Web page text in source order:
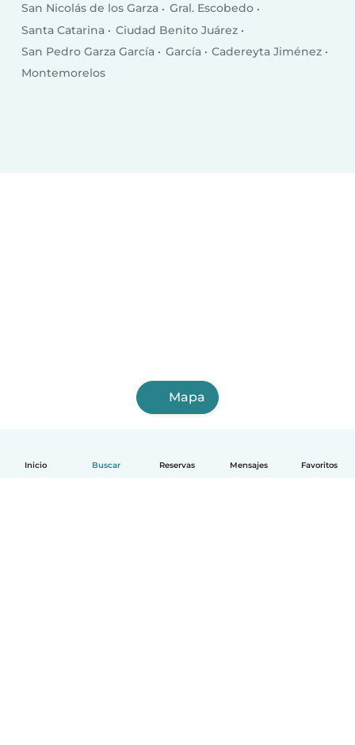
Inicio Buscar Reservas Mensajes Favoritos
San Nicolás de los Garza
Gral. Escobedo
Santa Catarina
Ciudad Benito Juárez
San Pedro Garza García
García
Cadereyta Jiménez
Montemorelos
Mapa